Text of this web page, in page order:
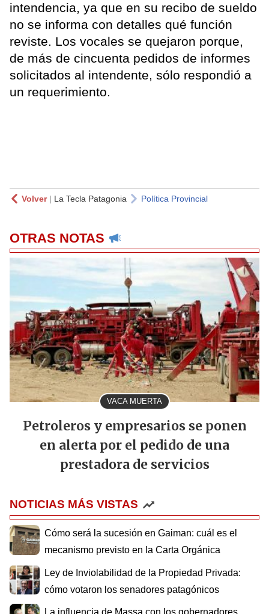
intendencia, ya que en su recibo de sueldo
no se informa con detalles qué función
reviste. Los vocales se quejaron porque,
de más de cincuenta pedidos de informes
solicitados al intendente, sólo respondió a
un requerimiento.
Volver| La Tecla Patagonia Política Provincial
OTRAS NOTAS
VACA MUERTA
Petroleros y empresarios se ponen
en alerta por el pedido de una
prestadora de servicios
NOTICIAS MÁS VISTAS
Cómo será la sucesión en Gaiman: cuál es el
mecanismo previsto en la Carta Orgánica
Ley de Inviolabilidad de la Propiedad Privada:
cómo votaron los senadores patagónicos